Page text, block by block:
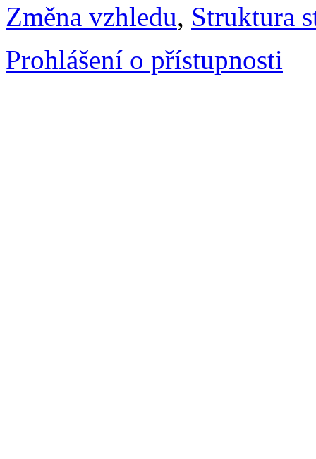
Změna vzhledu, Struktura
Prohlášení o přístupnosti